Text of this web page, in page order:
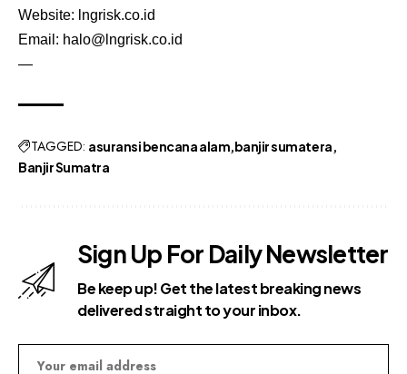
Website: lngrisk.co.id
Email: halo@lngrisk.co.id
—
TAGGED: asuransi bencana alam banjir sumatera
Banjir Sumatra
Sign Up For Daily Newsletter
Be keep up! Get the latest breaking news
delivered straight to your inbox.